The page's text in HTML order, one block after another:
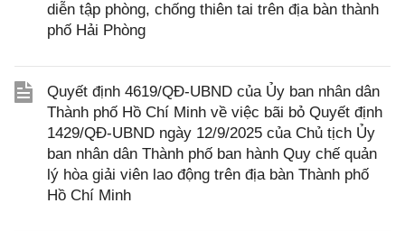
diễn tập phòng, chống thiên tai trên địa bàn thành
phố Hải Phòng
Quyết định 4619/QĐ-UBND của Ủy ban nhân dân
Thành phố Hồ Chí Minh về việc bãi bỏ Quyết định
1429/QĐ-UBND ngày 12/9/2025 của Chủ tịch Ủy
ban nhân dân Thành phố ban hành Quy chế quản
lý hòa giải viên lao động trên địa bàn Thành phố
Hồ Chí Minh